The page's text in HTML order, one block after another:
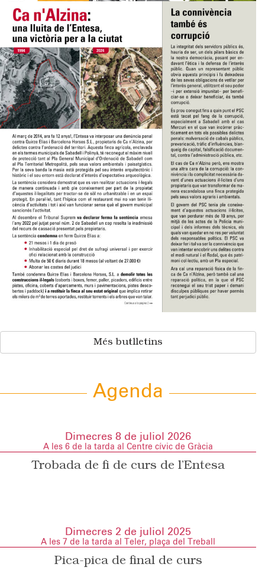
Més butlletins
Agenda
Dimecres 8 de juliol 2026
A les 6 de la tarda al Centre cívic de Gràcia
Trobada de fi de curs de l’Entesa
Dimecres 2 de juliol 2025
A les 7 de la tarda al Teler, plaça del Treball
Pica-pica de final de curs